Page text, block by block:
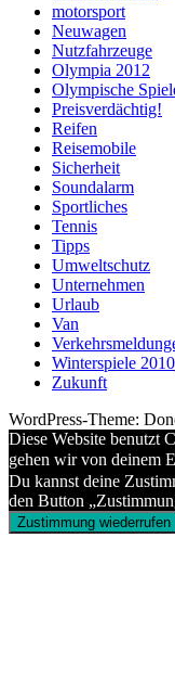
motorsport
Neuwagen
Nutzfahrzeuge
Olympia 2012
Olympische
Preisverdächtig!
Reifen
Reisemobile
Sicherheit
Soundalarm
Sportliches
Tennis
Tipps
Umweltschutz
Unternehmen
Urlaub
Van
Winterspiele 2010
Zukunft
WordPress-Theme:
Diese Website benutzt
gehen wir von deinem
Du kannst deine
den Button
Zustimmung wiederrufen